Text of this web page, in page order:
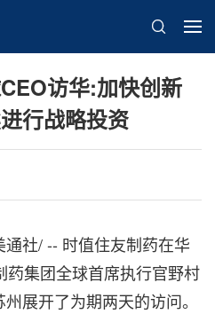
访华:加快创新
行战略投资
通社/ -- 时值住友制药在华
药集团全球首席执行官野村
展开了为期两天的访问。